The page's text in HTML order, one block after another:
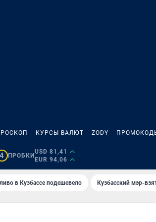
КУРСЫ ВАЛЮТ ZODY
4 ПРОБКИ
USD 81,41
EUR 94,06
в Кузбассе подешевело Кузбасский мэр-